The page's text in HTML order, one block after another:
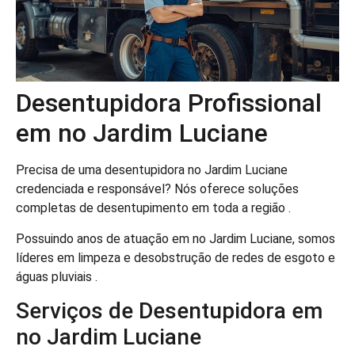
Desentupidora Profissional
em no Jardim Luciane
Precisa de uma desentupidora no Jardim Luciane
credenciada e responsável? Nós oferece soluções
completas de desentupimento em toda a região .
Possuindo anos de atuação em no Jardim Luciane, somos
líderes em limpeza e desobstrução de redes de esgoto e
águas pluviais .
Serviços de Desentupidora em
no Jardim Luciane